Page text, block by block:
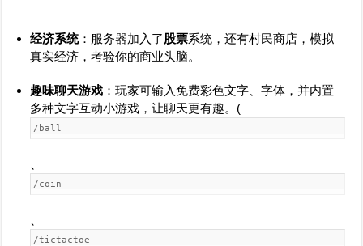
经济系统：服务器加入了股票系统，还有村民商店，模拟
真实经济，考验你的商业头脑。
趣味聊天游戏 ：玩家可输入免费彩色文字、字体，并内置
多种文字互动小游戏，让聊天更有趣。(
/ball
/coin
/tictactoe